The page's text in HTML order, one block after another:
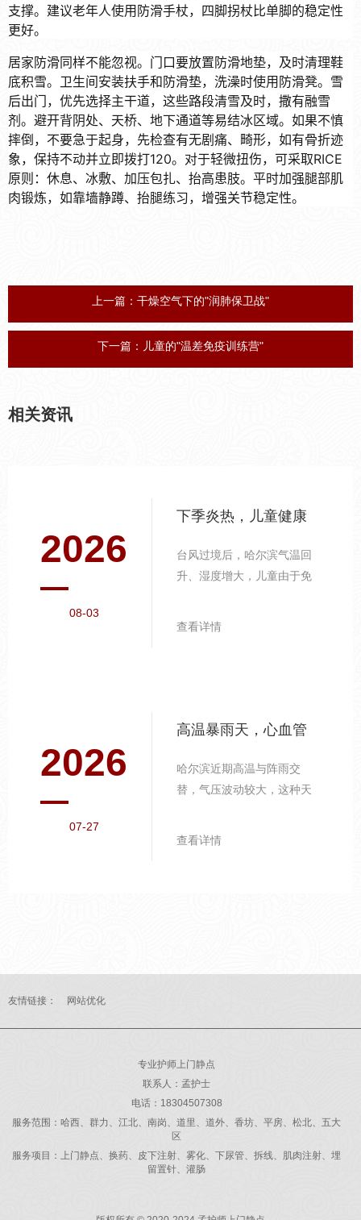
支撑。建议老年人使用防滑手杖，四脚拐杖比单脚的稳定性
更好。
居家防滑同样不能忽视。门口要放置防滑地垫，及时清理鞋
底积雪。卫生间安装扶手和防滑垫，洗澡时使用防滑凳。雪
后出门，优先选择主干道，这些路段清雪及时，撒有融雪
剂。避开背阴处、天桥、地下通道等易结冰区域。如果不慎
摔倒，不要急于起身，先检查有无剧痛、畸形，如有骨折迹
象，保持不动并立即拨打120。对于轻微扭伤，可采取RICE
原则：休息、冰敷、加压包扎、抬高患肢。平时加强腿部肌
肉锻炼，如靠墙静蹲、抬腿练习，增强关节稳定性。
上一篇： 干燥空气下的"润肺保卫战"
下一篇： 儿童的"温差免疫训练营"
相关资讯
2026
08-03
下季炎热，儿童健康
台风过境后，哈尔滨气温回
升、湿度增大，儿童由于免
习惯，尤其在饭前便后、外
水和肥皂，按照"七步洗手
法"揉搓至少2...
查看详情
2026
07-27
高温暴雨天，心血管
哈尔滨近期高温与阵雨交
替，气压波动较大，这种天
担。出汗较多时可适量补充
查看详情
友情链接： 网站优化
专业护师上门静点
联系人：孟护士
电话：18304507308
服务范围：哈西、群力、江北、南岗、道里、道外、香坊、平房、松北、五大
区
服务项目：上门静点、换药、皮下注射、雾化、下尿管、拆线、肌肉注射、埋
留置针、灌肠